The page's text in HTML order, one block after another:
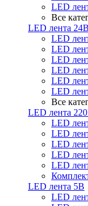
LED
Все
LED лента 24В
LED
LED
LED
LED
LED
LED
Все
LED лента
LED
LED
LED
LED
LED
LED лента 5В
LED